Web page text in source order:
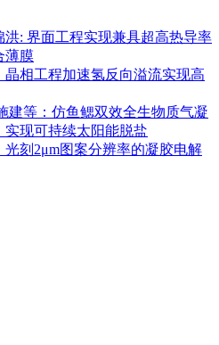
: 界面工程实现兼具超高热导率
薄膜
晶相工程加速氢反向溢流实现高
建等：仿鱼鳃双效全生物质气凝
现可持续太阳能脱盐
刻2μm图案分辨率的凝胶电解